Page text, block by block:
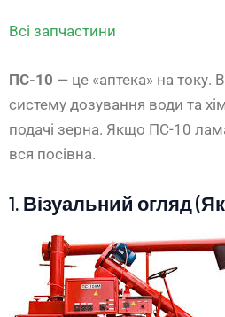
Всі запчастини
ПС-10 — це «аптека» на току.
систему дозування води та
подачі зерна. Якщо ПС-10
вся посівна.
1. Візуальний огляд